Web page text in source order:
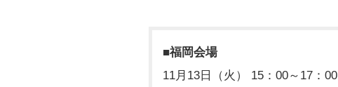
■福岡会場
11月13日（火） 15：00～17：00